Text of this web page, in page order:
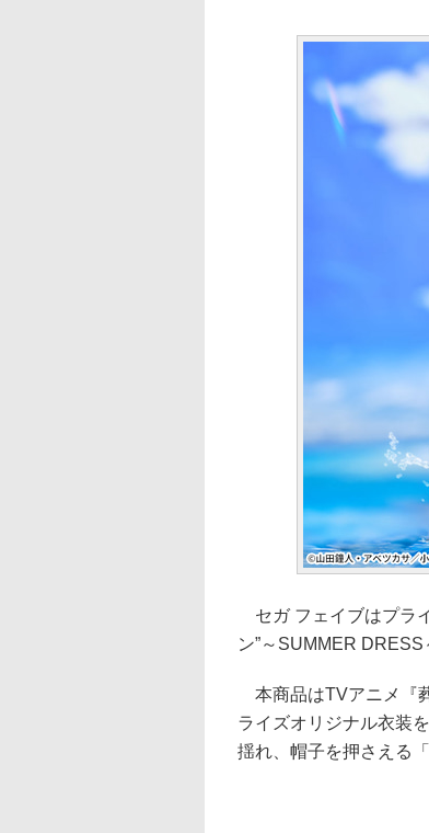
セガ フェイブはプラ
ン”～SUMMER DRESS
本商品はTVアニメ『
ライズオリジナル衣装
揺れ、帽子を押さえる